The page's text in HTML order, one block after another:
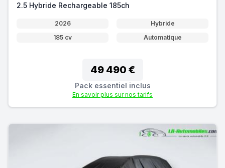
2.5 Hybride Rechargeable 185ch
2026
Hybride
185 cv
Automatique
49 490 €
Pack essentiel inclus
En savoir plus sur nos tarifs